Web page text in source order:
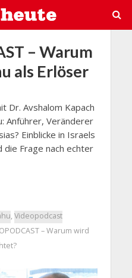
– Warum
als Erlöser
Dr. Avshalom Kapach
Anführer, Veränderer
Einblicke in Israels
die Frage nach echter
, Videopodcast
– Warum wird